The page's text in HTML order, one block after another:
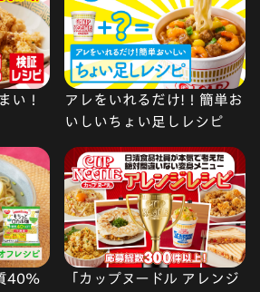
い！
アレをいれるだけ!！簡単お
いしいちょい足しレシピ
40%
「カップヌードル アレンジ